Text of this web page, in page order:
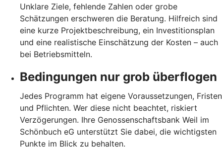
Unklare Ziele, fehlende Zahlen oder grobe
Schätzungen erschweren die Beratung. Hilfreich sind
eine kurze Projektbeschreibung, ein Investitionsplan
und eine realistische Einschätzung der Kosten – auch
bei Betriebsmitteln.
Bedingungen nur grob überflogen
Jedes Programm hat eigene Voraussetzungen, Fristen
und Pflichten. Wer diese nicht beachtet, riskiert
Verzögerungen. Ihre Genossenschaftsbank Weil im
Schönbuch eG unterstützt Sie dabei, die wichtigsten
Punkte im Blick zu behalten.